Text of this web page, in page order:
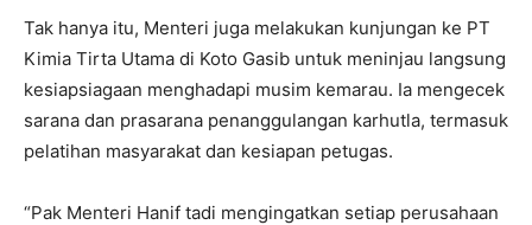
Tak hanya itu, Menteri juga melakukan kunjungan ke PT
Kimia Tirta Utama di Koto Gasib untuk meninjau langsung
kesiapsiagaan menghadapi musim kemarau. Ia mengecek
sarana dan prasarana penanggulangan karhutla, termasuk
pelatihan masyarakat dan kesiapan petugas.
“Pak Menteri Hanif tadi mengingatkan setiap perusahaan